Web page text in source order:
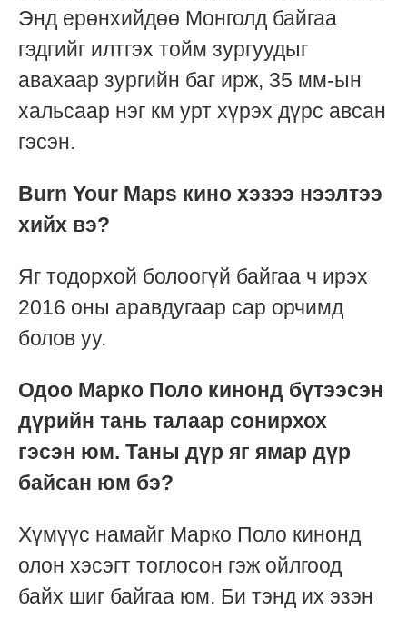
Энд ерөнхийдөө Монголд байгаа
гэдгийг илтгэх тойм зургуудыг
авахаар зургийн баг ирж, 35 мм-ын
хальсаар нэг км урт хүрэх дүрс авсан
гэсэн.
Burn Your Maps кино хэзээ нээлтээ
хийх вэ?
Яг тодорхой болоогүй байгаа ч ирэх
2016 оны аравдугаар сар орчимд
болов уу.
Одоо Марко Поло кинонд бүтээсэн
дүрийн тань талаар сонирхох
гэсэн юм. Таны дүр яг ямар дүр
байсан юм бэ?
Хүмүүс намайг Марко Поло кинонд
олон хэсэгт тоглосон гэж ойлгоод
байх шиг байгаа юм. Би тэнд их эзэн